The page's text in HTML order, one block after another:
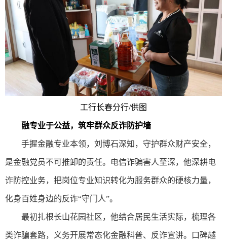
工行长春分行/供图
融专业于公益，筑牢群众反诈防护墙
手握金融专业本领，刘博石深知，守护群众财产安全，
是金融党员不可推卸的责任。电信诈骗害人至深，他深耕电
诈防控业务，把岗位专业知识转化为服务群众的硬核力量，
化身百姓身边的反诈“守门人”。
最初扎根长山花园社区，他结合居民生活实际，梳理各
类诈骗套路，义务开展常态化金融科普、反诈宣讲。口碑越